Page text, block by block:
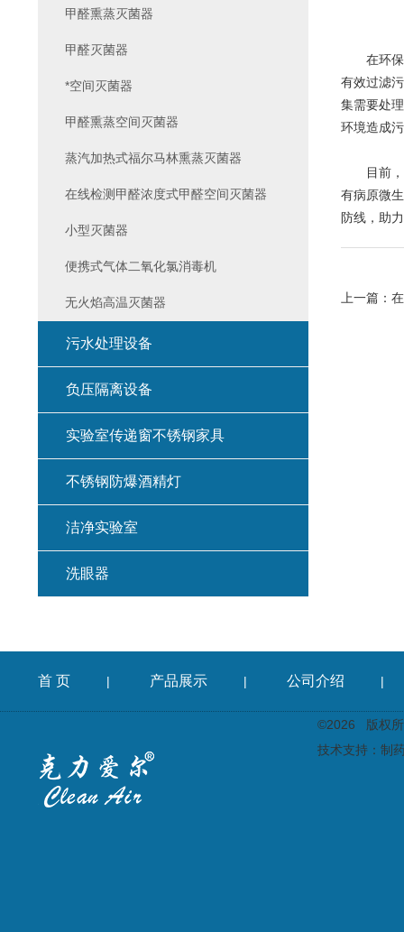
在环保与
有效过滤
集需要处
环境造成
目前，污
有病原微
防线，助
上一篇：
甲醛熏蒸灭菌器
甲醛灭菌器
*空间灭菌器
甲醛熏蒸空间灭菌器
蒸汽加热式福尔马林熏蒸灭菌器
在线检测甲醛浓度式甲醛空间灭菌器
小型灭菌器
便携式气体二氧化氯消毒机
无火焰高温灭菌器
污水处理设备
负压隔离设备
实验室传递窗不锈钢家具
不锈钢防爆酒精灯
洁净实验室
洗眼器
首 页 | 产品展示 | 公司介绍 |
©2026 版权所
技术支持： 制